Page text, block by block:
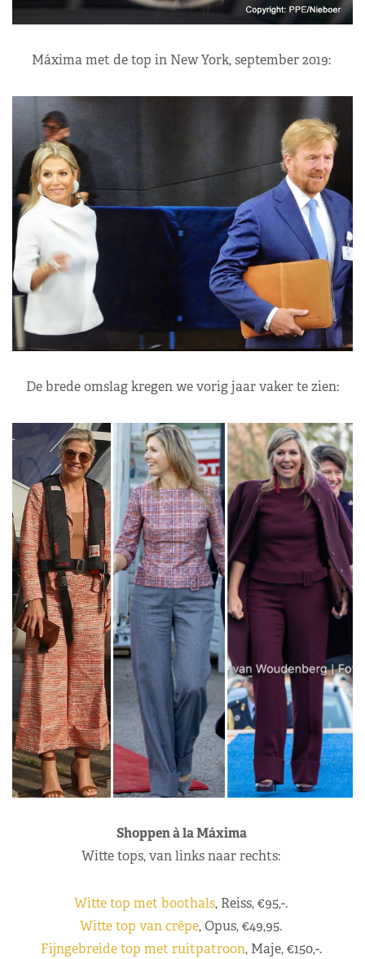
Máxima met de top in New York, september 2019:
De brede omslag kregen we vorig jaar vaker te zien:
Shoppen à la Máxima
Witte tops, van links naar rechts:
Witte top met boothals, Reiss, €95,-.
Witte top van crêpe, Opus, €49,95.
Fijngebreide top met ruitpatroon, Maje, €150,-.